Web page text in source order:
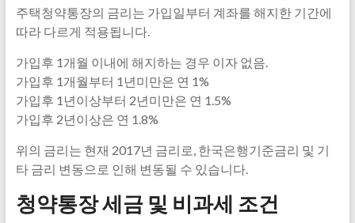
주택청약통장의 금리는 가입일부터 계좌를 해지한 기간에
따라 다르게 적용됩니다.
가입후 1개월 이내에 해지하는 경우 이자 없음.
가입후 1개월부터 1년미만은 연 1%
가입후 1년이상부터 2년미만은 연 1.5%
가입후 2년이상은 연 1.8%
위의 금리는 현재 2017년 금리로, 한국은행기준금리 및 기
타 금리 변동으로 인해 변동될 수 있습니다.
청약통장 세금 및 비과세 조건